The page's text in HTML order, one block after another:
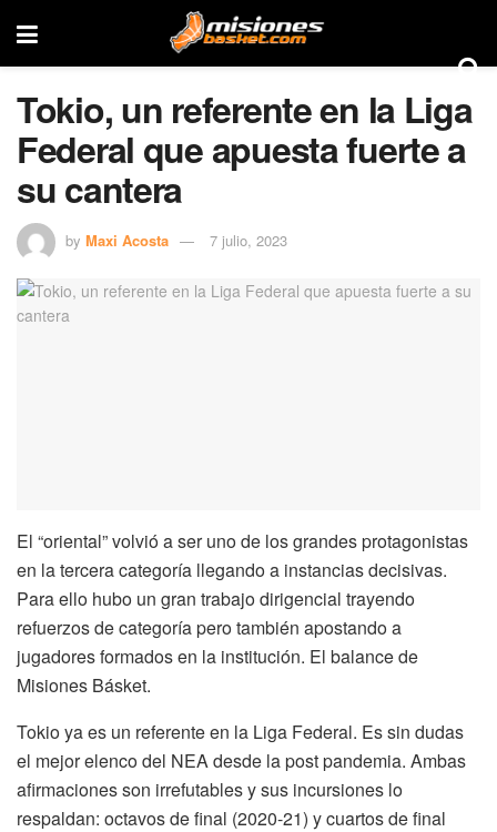
Tokio, un referente en la Liga
Federal que apuesta fuerte a
su cantera
by Maxi Acosta 7 julio, 2023
El “oriental” volvió a ser uno de los grandes protagonistas
en la tercera categoría llegando a instancias decisivas.
Para ello hubo un gran trabajo dirigencial trayendo
refuerzos de categoría pero también apostando a
jugadores formados en la institución. El balance de
Misiones Básket.
Tokio ya es un referente en la Liga Federal. Es sin dudas
el mejor elenco del NEA desde la post pandemia. Ambas
afirmaciones son irrefutables y sus incursiones lo
respaldan: octavos de final (2020-21) y cuartos de final